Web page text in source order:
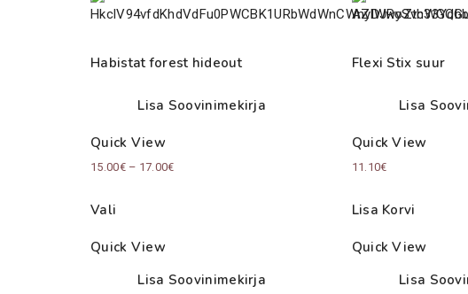
Habistat forest hideout
Lisa Soovinimekirja
Quick View
15.00€ – 17.00€Price
Vali
Quick View
Lisa Soovinimekirja
Flexi Stix suur
Lisa
Quick View
11.10€
Lisa Korvi
Quick View
Lisa